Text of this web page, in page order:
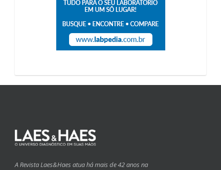
A Revista Laes&Haes atua há mais de 42 anos na